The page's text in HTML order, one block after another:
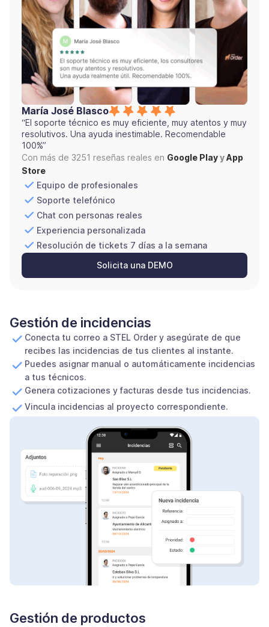
María José Blasco
“El soporte técnico es muy eficiente, muy atentos y muy
resolutivos. Una ayuda inestimable. Recomendable
100%”
Con más de 3251 reseñas reales en Google PlayyApp
Store
Equipo de profesionales
Soporte telefónico
Chat con personas reales
Experiencia personalizada
Resolución de tickets 7 días a la semana
Solicita una DEMO
Gestión de incidencias
Conecta tu correo a STEL Order y asegúrate de que
recibes las incidencias de tus clientes al instante.
Puedes asignar manual o automáticamente incidencias
a tus técnicos.
Genera cotizaciones y facturas desde tus incidencias.
Vincula incidencias al proyecto correspondiente.
Gestión de productos